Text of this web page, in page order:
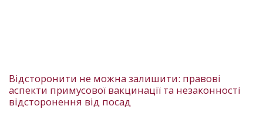
Відсторонити не можна залишити: правові
аспекти примусової вакцинації та незаконності
відсторонення від посад